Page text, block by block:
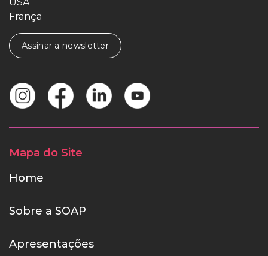
França
Assinar a newsletter
Mapa do Site
Home
Sobre a SOAP
Apresentações